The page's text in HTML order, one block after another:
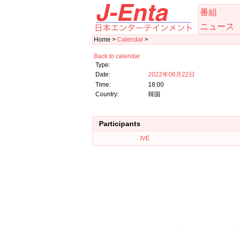
番組
ニュース
Home > Calendar >
Back to calendar
Type:
Date:
2022年08月22日
Time:
18:00
Country:
韓国
Participants
IVE